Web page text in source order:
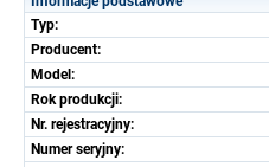
Typ:
Producent:
Model:
Rok produkcji:
Nr. rejestracyjny:
Numer seryjny: